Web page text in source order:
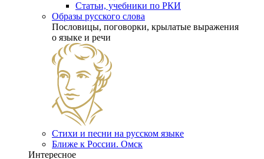
Статьи, учебники по РКИ
Образы русского слова
Пословицы, поговорки, крылатые выражения
о языке и речи
Стихи и песни на русском языке
Ближе к России. Омск
Интересное